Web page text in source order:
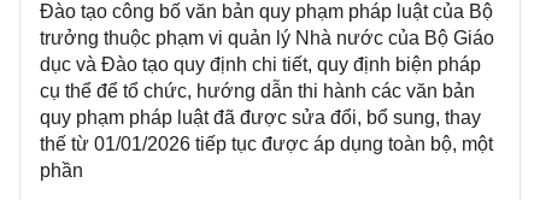
Đào tạo công bố văn bản quy phạm pháp luật của Bộ
trưởng thuộc phạm vi quản lý Nhà nước của Bộ Giáo
dục và Đào tạo quy định chi tiết, quy định biện pháp
cụ thể để tổ chức, hướng dẫn thi hành các văn bản
quy phạm pháp luật đã được sửa đổi, bổ sung, thay
thế từ 01/01/2026 tiếp tục được áp dụng toàn bộ, một
phần